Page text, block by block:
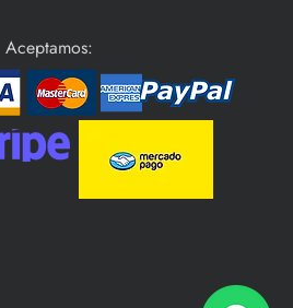
Aceptamos: